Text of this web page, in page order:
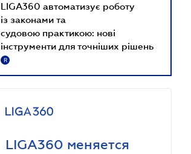
LIGA360 автоматизує роботу
із законами та
судовою практикою: нові
інструменти для точніших рішень
R
LIGA360 меняется